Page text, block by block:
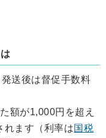
送後は督促手数料
額が1,000円を超え
れます（利率は国税